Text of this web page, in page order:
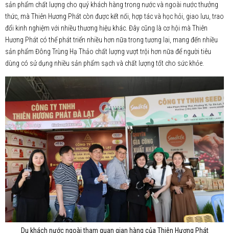
sản phẩm chất lượng cho quý khách hàng trong nước và ngoài nước thưởng
thức, mà Thiên Hương Phát còn được kết nối, hợp tác và học hỏi, giao lưu, trao
đổi kinh nghiệm với nhiều thương hiệu khác. Đây cũng là cơ hội mà Thiên
Hương Phát có thể phát triển nhiều hơn nữa trong tương lai, mang đến nhiều
sản phẩm Đông Trùng Hạ Thảo chất lượng vượt trội hơn nữa để người tiêu
dùng có sử dụng nhiều sản phẩm sạch và chất lượng tốt cho sức khỏe.
Du khách nước ngoài tham quan gian hàng của Thiên Hương Phát